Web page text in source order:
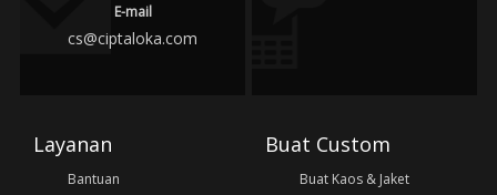
E-mail
cs@ciptaloka.com
Layanan
Bantuan
Buat Custom
Buat Kaos & Jaket